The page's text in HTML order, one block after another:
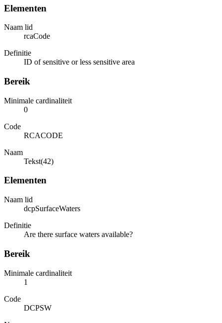
Elementen
Naam lid
rcaCode
Definitie
ID of sensitive or less sensitive area
Bereik
Minimale cardinaliteit
0
Code
RCACODE
Naam
Tekst(42)
Elementen
Naam lid
dcpSurfaceWaters
Definitie
Are there surface waters available?
Bereik
Minimale cardinaliteit
1
Code
DCPSW